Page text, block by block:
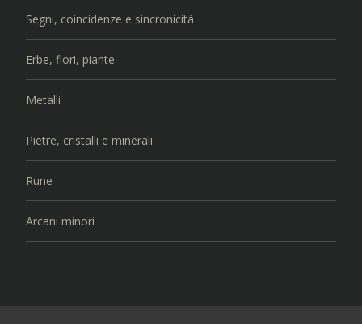
Segni, coincidenze e sincronicità
Erbe, fiori, piante
Metalli
Pietre, cristalli e minerali
Rune
Arcani minori